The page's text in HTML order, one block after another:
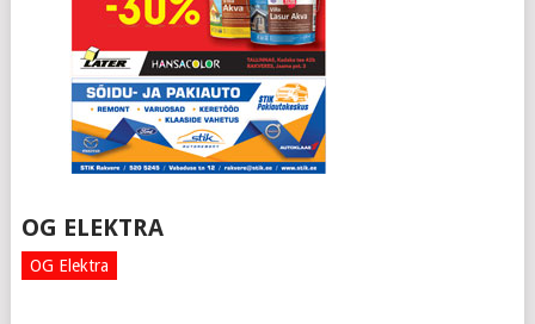
OG ELEKTRA
OG Elektra